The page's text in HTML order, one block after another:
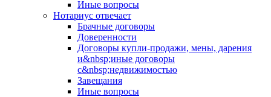
Иные вопросы
Нотариус отвечает
Брачные договоры
Доверенности
Договоры купли-продажи, мены, дарения
и&nbsp;иные договоры
с&nbsp;недвижимостью
Завещания
Иные вопросы